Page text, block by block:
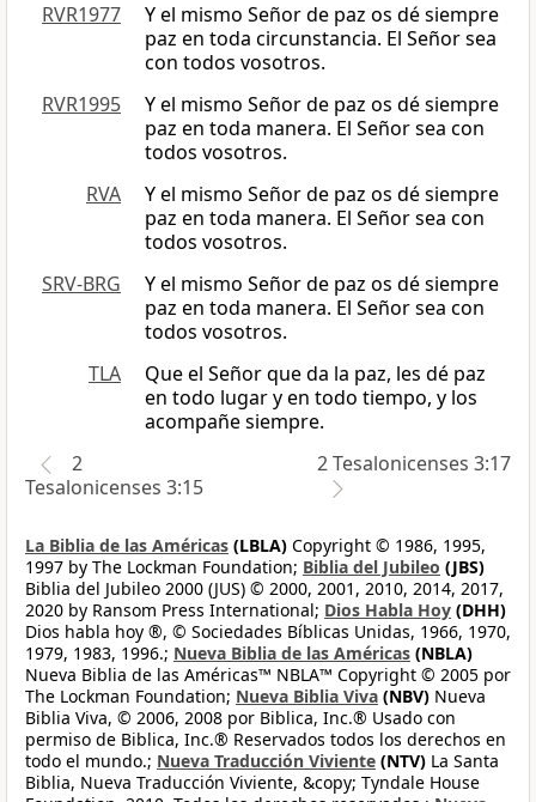
RVR1977
Y el mismo Señor de paz os dé siempre
paz en toda circunstancia. El Señor sea
con todos vosotros.
RVR1995
Y el mismo Señor de paz os dé siempre
paz en toda manera. El Señor sea con
todos vosotros.
RVA
Y el mismo Señor de paz os dé siempre
paz en toda manera. El Señor sea con
todos vosotros.
SRV-BRG
Y el mismo Señor de paz os dé siempre
paz en toda manera. El Señor sea con
todos vosotros.
TLA
Que el Señor que da la paz, les dé paz
en todo lugar y en todo tiempo, y los
acompañe siempre.
2
Tesalonicenses 3:15
2 Tesalonicenses 3:17
La Biblia de las Américas (LBLA) Copyright © 1986, 1995,
1997 by The Lockman Foundation; Biblia del Jubileo (JBS)
Biblia del Jubileo 2000 (JUS) © 2000, 2001, 2010, 2014, 2017,
2020 by Ransom Press International; Dios Habla Hoy (DHH)
Dios habla hoy ®, © Sociedades Bíblicas Unidas, 1966, 1970,
1979, 1983, 1996.; Nueva Biblia de las Américas (NBLA)
Nueva Biblia de las Américas™ NBLA™ Copyright © 2005 por
The Lockman Foundation; Nueva Biblia Viva (NBV) Nueva
Biblia Viva, © 2006, 2008 por Biblica, Inc.® Usado con
permiso de Biblica, Inc.® Reservados todos los derechos en
todo el mundo.; Nueva Traducción Viviente (NTV) La Santa
Biblia, Nueva Traducción Viviente, &copy; Tyndale House